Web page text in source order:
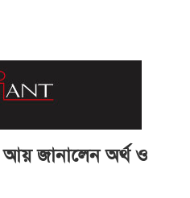
আয় জানালেন অর্থ ও